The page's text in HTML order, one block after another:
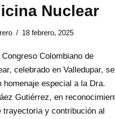
Nuclear
18 febrero, 2025
Colombiano de
celebrado en Valledupar, se
homenaje especial a la Dra.
Gutiérrez, en
trayectoria y contribución al